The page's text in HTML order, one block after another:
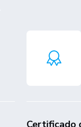
Certificado